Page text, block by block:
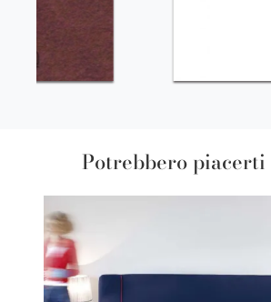
Potrebbero piacerti